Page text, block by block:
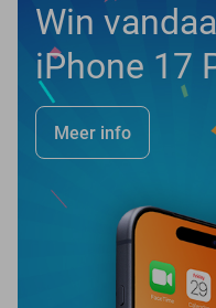
Win
iPhone 17
Meer info